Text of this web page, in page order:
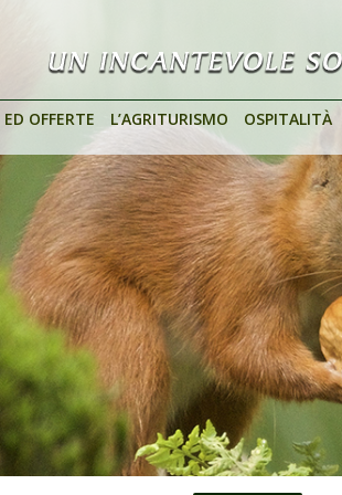
OFFERTE L’AGRITURISMO OSPITALITÀ